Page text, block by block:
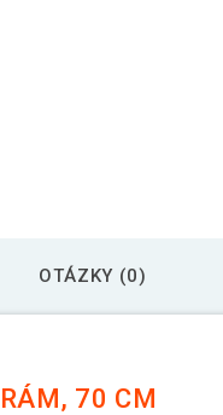
OTÁZKY (0)
70 CM